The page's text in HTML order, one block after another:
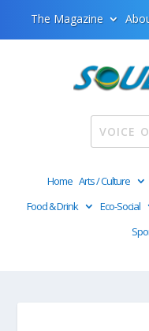
The Magazine
Home Arts / Culture
Food & Drink
Eco-Social